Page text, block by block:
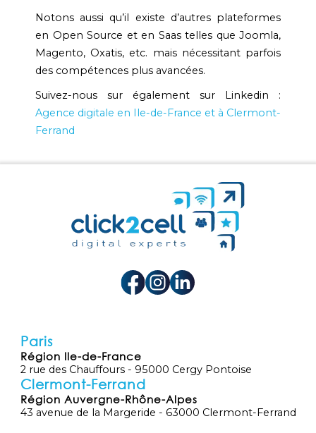
Notons aussi qu’il existe d’autres plateformes
en Open Source et en Saas telles que Joomla,
Magento, Oxatis, etc. mais nécessitant parfois
des compétences plus avancées.
Suivez-nous sur également sur Linkedin :
Agence digitale en Ile-de-France et à Clermont-
Ferrand
Paris
Région Ile-de-France
2 rue des Chauffours - 95000 Cergy Pontoise
Clermont-Ferrand
Région Auvergne-Rhône-Alpes
43 avenue de la Margeride - 63000 Clermont-Ferrand